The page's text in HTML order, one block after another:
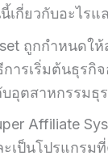
เกี่ยวกับอะไรแ
ถูกกำหนดใ
การเริ่มต้นธุร
อุตสาหกรรมธุ
Affiliate
เป็นโปรแกรม